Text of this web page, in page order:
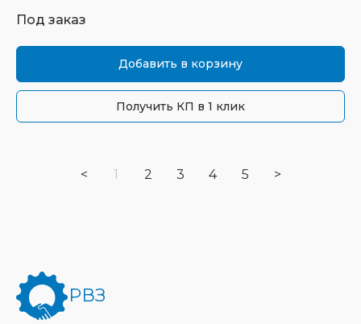
Под заказ
Добавить в корзину
Получить КП в 1 клик
< 1 2 3 4 5 >
РВЗ